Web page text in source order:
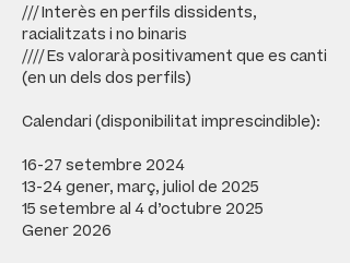
/// Interès en perfils dissidents,
racialitzats i no binaris
//// Es valorarà positivament que es canti
(en un dels dos perfils)
Calendari (disponibilitat imprescindible):
16-27 setembre 2024
13-24 gener, març, juliol de 2025
15 setembre al 4 d’octubre 2025
Gener 2026